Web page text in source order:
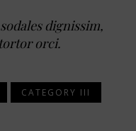
dignissim,
orci.
CATEGORY III